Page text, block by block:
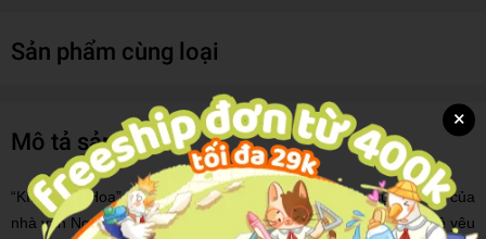
Sản phẩm cùng loại
Mô tả sản phẩm
“Kính Vạn Hoa” là tác phẩm công phu nhất trong sự nghiệp của
nhà văn Nguyễn Nhật Ánh, được trẻ em Việt Nam nhiều thế hệ yêu
×